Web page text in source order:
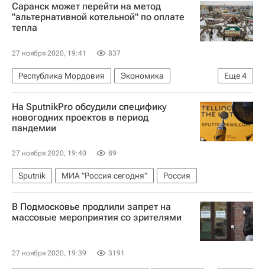
Саранск может перейти на метод
"альтернативной котельной" по оплате
тепла
27 ноября 2020, 19:41 837
Еще4
Республика Мордовия
Экономика
Саранск
Министерство энергетики РФ (Минэнерго России)
Т Плюс
На SputnikPro обсудили специфику
новогодних проектов в период
пандемии
27 ноября 2020, 19:40 89
Sputnik МИА "Россия сегодня" Россия
В Подмосковье продлили запрет на
массовые мероприятия со зрителями
27 ноября 2020, 19:39 3191